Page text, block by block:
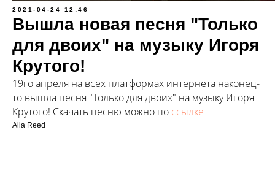
2021-04-24 12:46
Вышла новая песня "Только
для двоих" на музыку Игоря
Крутого!
19го апреля на всех платформах интернета наконец-
то вышла песня "Только для двоих" на музыку Игоря
Крутого! Скачать песню можно по ссылке
Alla Reed